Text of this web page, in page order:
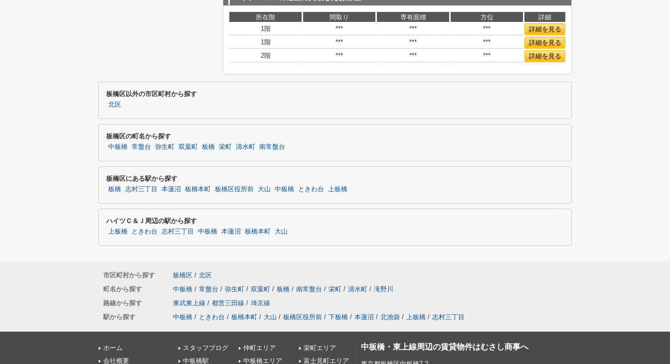
所在階 間取り 専有面積 方位
詳細
1階
*** *** ***
詳細を見る
1階
*** *** ***
詳細を見る
2階
*** *** *** 詳細を見る
板橋区以外の市区町村から探す
北区
板橋区の町名から探す
中板橋 常盤台 弥生町 双葉町 板橋 栄町 清水町 南常盤台
板橋区にある駅から探す
板橋 志村三丁目 本蓮沼 板橋本町 板橋区役所前 大山 中板橋 ときわ台 上板橋
ハイツＣ＆Ｊ周辺の駅から探す
上板橋 ときわ台 志村三丁目 中板橋 本蓮沼 板橋本町 大山
市区町村から探す 板橋区 / 北区
町名から探す
中板橋 / 常盤台 / 弥生町 / 双葉町 / 板橋 / 南常盤台 / 栄町 / 清水町 / 滝野川
路線から探す
東武東上線 / 都営三田線 / 埼京線
駅から探す
中板橋 / ときわ台 / 板橋本町 / 大山 / 板橋区役所前 / 下板橋 / 本蓮沼 / 北池袋 / 上板橋 / 志村三丁目
ホーム
会社概要
スタッフブログ
中板橋駅
仲町エリア
中板橋エリア
栄町エリア
富士見町エリア
中板橋・東上線周辺の賃貸物件はむさし商事へ